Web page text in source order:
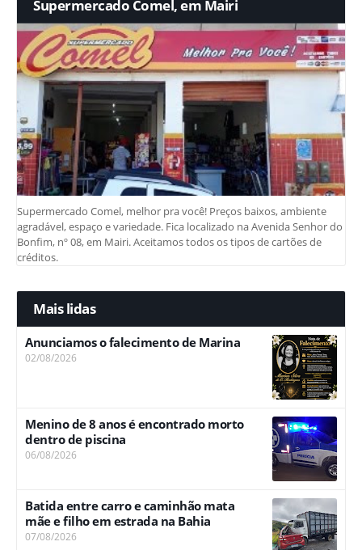
Supermercado Comel, em Mairi
Supermercado Comel, melhor pra você! Preços baixos, ambiente
agradável, espaço e variedade. Fica localizado na Avenida Senhor do
Bonfim, nº 08, em Mairi. Aceitamos todos os tipos de cartões de
créditos.
Mais lidas
Anunciamos o falecimento de Marina
02/08/2026
Menino de 8 anos é encontrado morto
dentro de piscina
06/08/2026
Batida entre carro e caminhão mata
mãe e filho em estrada na Bahia
07/08/2026